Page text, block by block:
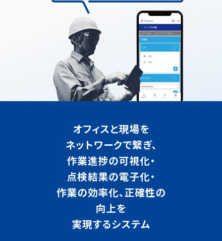
オフィスと現場を
ネットワークで繋ぎ、
作業進捗の可視化・
点検結果の電子化・
作業の効率化、正確性の
向上を
実現するシステム